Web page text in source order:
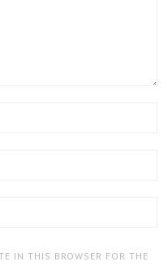
IN THIS BROWSER FOR THE